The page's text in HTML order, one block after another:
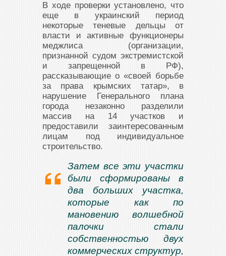
В ходе проверки установлено, что
еще в украинский период
некоторые теневые дельцы от
власти и активные функционеры
меджлиса (организации,
признанной судом экстремистской
и запрещенной в РФ),
рассказывающие о «своей борьбе
за права крымских татар», в
нарушение Генерального плана
города незаконно разделили
массив на 14 участков и
предоставили заинтересованным
лицам под индивидуальное
строительство.
Затем все эти участки
были сформированы в
два больших участка,
которые как по
мановению волшебной
палочки стали
собственностью двух
коммерческих структур,